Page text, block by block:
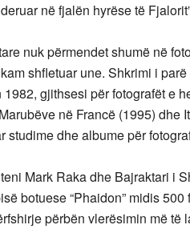
në fjalën hyrëse të
nuk përmendet shumë në
shfletuar une. Shkrimi i
gjithsesi për fotografët e
në Francë (1995) dhe
studime dhe albume për
Mark Raka dhe Bajraktari i
botuese “Phaidon” midis
përbën vlerësimin më të